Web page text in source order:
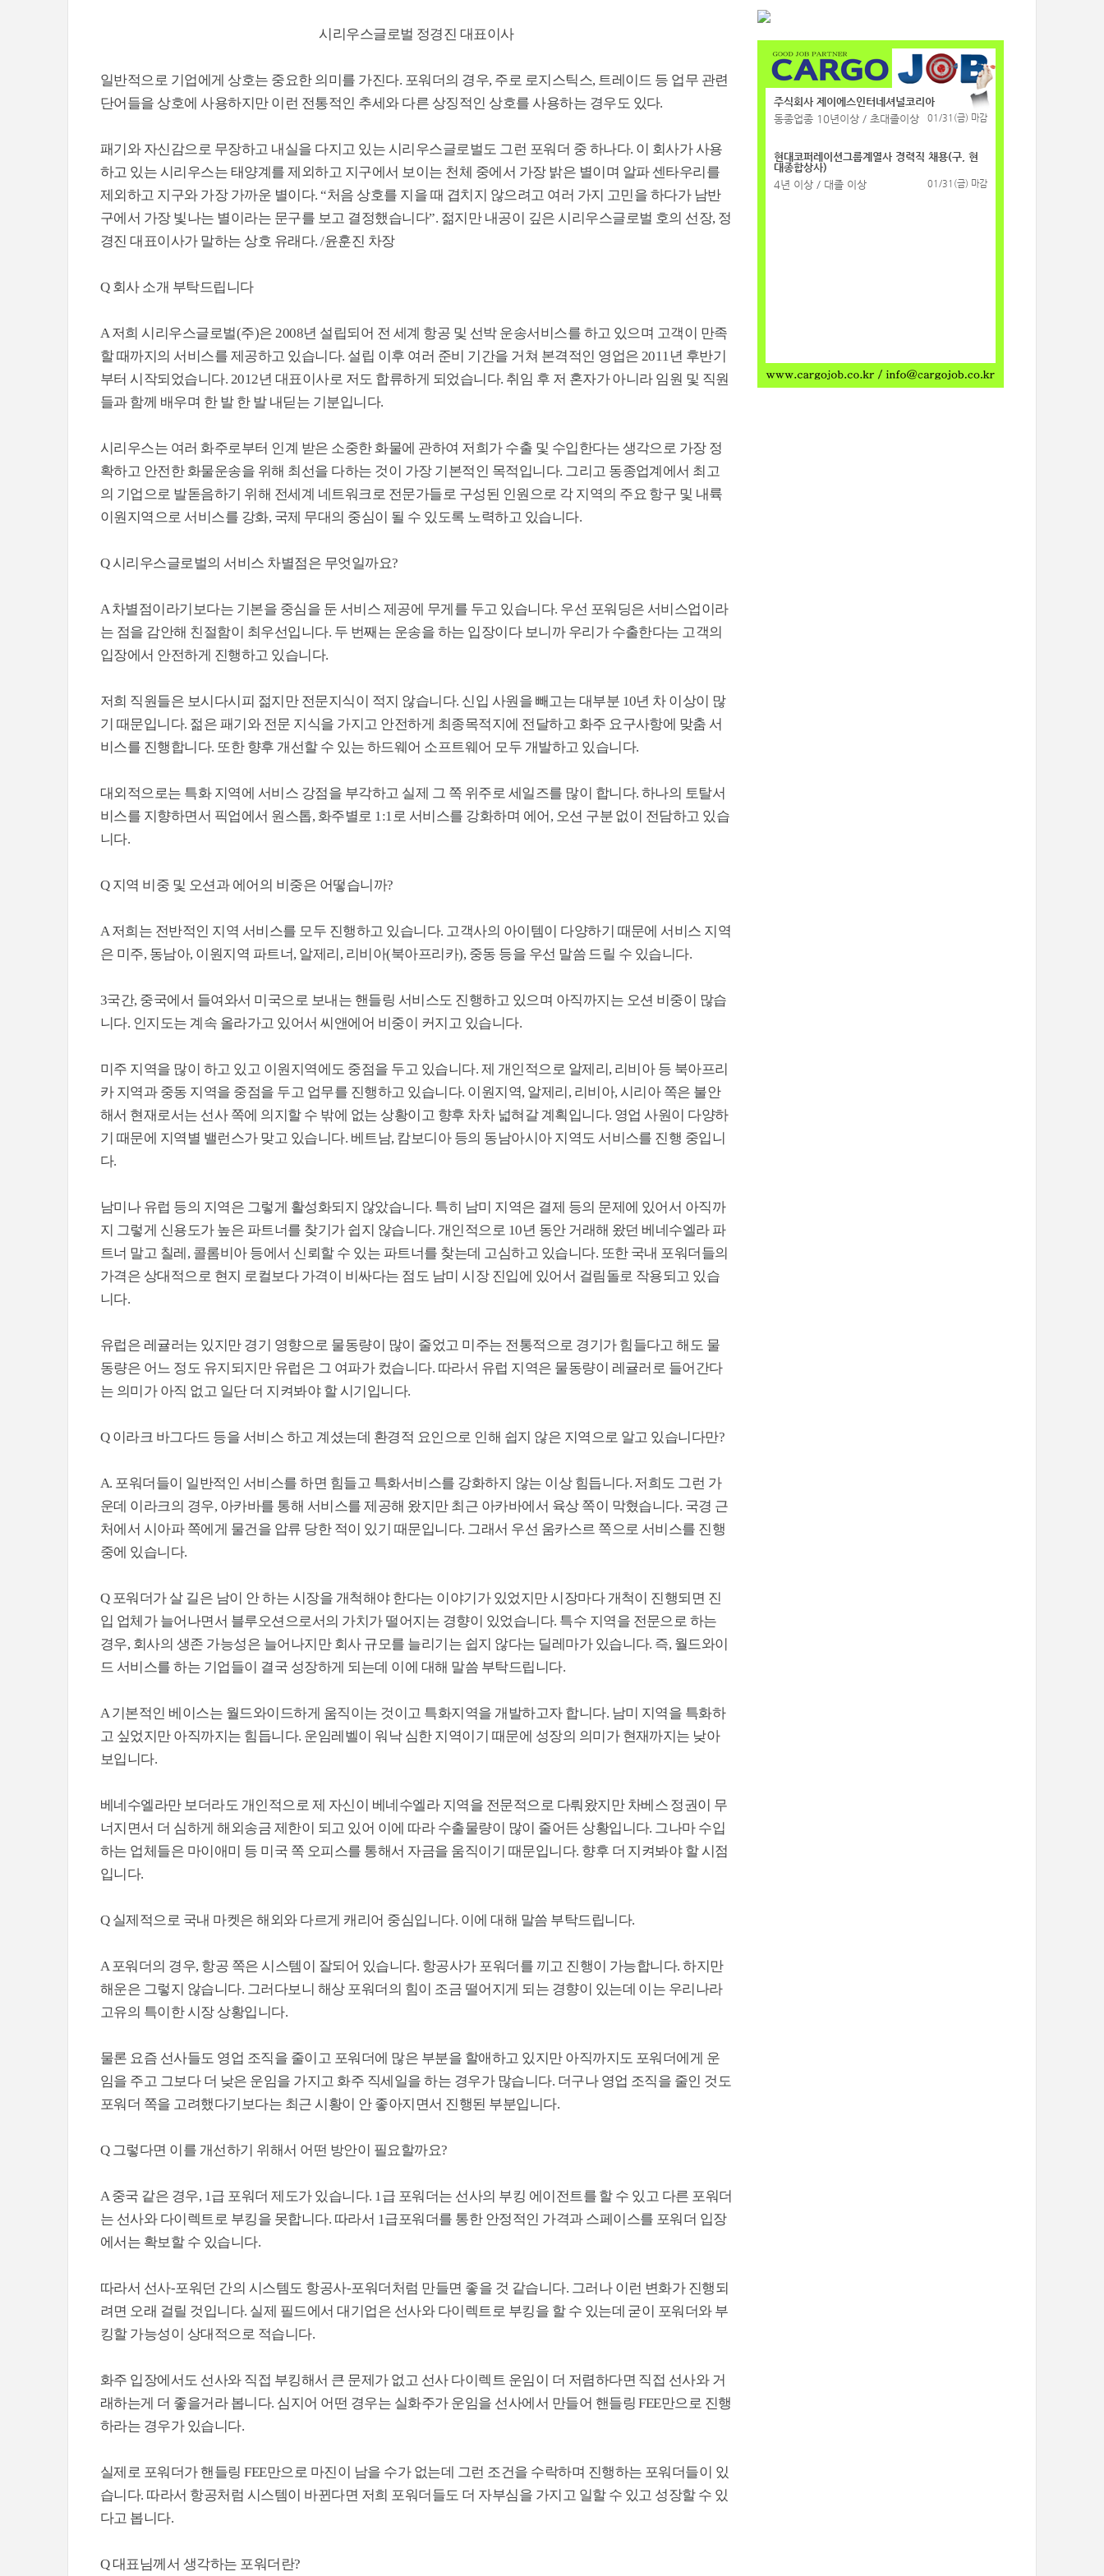
시리우스글로벌 정경진 대표이사
일반적으로 기업에게 상호는 중요한 의미를 가진다. 포워더의 경우, 주로 로지스틱스, 트레이드 등 업무 관련
단어들을 상호에 사용하지만 이런 전통적인 추세와 다른 상징적인 상호를 사용하는 경우도 있다.
패기와 자신감으로 무장하고 내실을 다지고 있는 시리우스글로벌도 그런 포워더 중 하나다. 이 회사가 사용
하고 있는 시리우스는 태양계를 제외하고 지구에서 보이는 천체 중에서 가장 밝은 별이며 알파 센타우리를
제외하고 지구와 가장 가까운 별이다. “처음 상호를 지을 때 겹치지 않으려고 여러 가지 고민을 하다가 남반
구에서 가장 빛나는 별이라는 문구를 보고 결정했습니다”. 젊지만 내공이 깊은 시리우스글로벌 호의 선장, 정
경진 대표이사가 말하는 상호 유래다. /윤훈진 차장
Q 회사 소개 부탁드립니다
A 저희 시리우스글로벌(주)은 2008년 설립되어 전 세계 항공 및 선박 운송서비스를 하고 있으며 고객이 만족
할 때까지의 서비스를 제공하고 있습니다. 설립 이후 여러 준비 기간을 거쳐 본격적인 영업은 2011년 후반기
부터 시작되었습니다. 2012년 대표이사로 저도 합류하게 되었습니다. 취임 후 저 혼자가 아니라 임원 및 직원
들과 함께 배우며 한 발 한 발 내딛는 기분입니다.
시리우스는 여러 화주로부터 인계 받은 소중한 화물에 관하여 저희가 수출 및 수입한다는 생각으로 가장 정
확하고 안전한 화물운송을 위해 최선을 다하는 것이 가장 기본적인 목적입니다. 그리고 동종업계에서 최고
의 기업으로 발돋음하기 위해 전세계 네트워크로 전문가들로 구성된 인원으로 각 지역의 주요 항구 및 내륙
이원지역으로 서비스를 강화, 국제 무대의 중심이 될 수 있도록 노력하고 있습니다.
Q 시리우스글로벌의 서비스 차별점은 무엇일까요?
A 차별점이라기보다는 기본을 중심을 둔 서비스 제공에 무게를 두고 있습니다. 우선 포워딩은 서비스업이라
는 점을 감안해 친절함이 최우선입니다. 두 번째는 운송을 하는 입장이다 보니까 우리가 수출한다는 고객의
입장에서 안전하게 진행하고 있습니다.
저희 직원들은 보시다시피 젊지만 전문지식이 적지 않습니다. 신입 사원을 빼고는 대부분 10년 차 이상이 많
기 때문입니다. 젊은 패기와 전문 지식을 가지고 안전하게 최종목적지에 전달하고 화주 요구사항에 맞춤 서
비스를 진행합니다. 또한 향후 개선할 수 있는 하드웨어 소프트웨어 모두 개발하고 있습니다.
대외적으로는 특화 지역에 서비스 강점을 부각하고 실제 그 쪽 위주로 세일즈를 많이 합니다. 하나의 토탈서
비스를 지향하면서 픽업에서 원스톱, 화주별로 1:1로 서비스를 강화하며 에어, 오션 구분 없이 전담하고 있습
니다.
Q 지역 비중 및 오션과 에어의 비중은 어떻습니까?
A 저희는 전반적인 지역 서비스를 모두 진행하고 있습니다. 고객사의 아이템이 다양하기 때문에 서비스 지역
은 미주, 동남아, 이원지역 파트너, 알제리, 리비아(북아프리카), 중동 등을 우선 말씀 드릴 수 있습니다.
3국간, 중국에서 들여와서 미국으로 보내는 핸들링 서비스도 진행하고 있으며 아직까지는 오션 비중이 많습
니다. 인지도는 계속 올라가고 있어서 씨앤에어 비중이 커지고 있습니다.
미주 지역을 많이 하고 있고 이원지역에도 중점을 두고 있습니다. 제 개인적으로 알제리, 리비아 등 북아프리
카 지역과 중동 지역을 중점을 두고 업무를 진행하고 있습니다. 이원지역, 알제리, 리비아, 시리아 쪽은 불안
해서 현재로서는 선사 쪽에 의지할 수 밖에 없는 상황이고 향후 차차 넓혀갈 계획입니다. 영업 사원이 다양하
기 때문에 지역별 밸런스가 맞고 있습니다. 베트남, 캄보디아 등의 동남아시아 지역도 서비스를 진행 중입니
다.
남미나 유럽 등의 지역은 그렇게 활성화되지 않았습니다. 특히 남미 지역은 결제 등의 문제에 있어서 아직까
지 그렇게 신용도가 높은 파트너를 찾기가 쉽지 않습니다. 개인적으로 10년 동안 거래해 왔던 베네수엘라 파
트너 말고 칠레, 콜롬비아 등에서 신뢰할 수 있는 파트너를 찾는데 고심하고 있습니다. 또한 국내 포워더들의
가격은 상대적으로 현지 로컬보다 가격이 비싸다는 점도 남미 시장 진입에 있어서 걸림돌로 작용되고 있습
니다.
유럽은 레귤러는 있지만 경기 영향으로 물동량이 많이 줄었고 미주는 전통적으로 경기가 힘들다고 해도 물
동량은 어느 정도 유지되지만 유럽은 그 여파가 컸습니다. 따라서 유럽 지역은 물동량이 레귤러로 들어간다
는 의미가 아직 없고 일단 더 지켜봐야 할 시기입니다.
Q 이라크 바그다드 등을 서비스 하고 계셨는데 환경적 요인으로 인해 쉽지 않은 지역으로 알고 있습니다만?
A. 포워더들이 일반적인 서비스를 하면 힘들고 특화서비스를 강화하지 않는 이상 힘듭니다. 저희도 그런 가
운데 이라크의 경우, 아카바를 통해 서비스를 제공해 왔지만 최근 아카바에서 육상 쪽이 막혔습니다. 국경 근
처에서 시아파 쪽에게 물건을 압류 당한 적이 있기 때문입니다. 그래서 우선 움카스르 쪽으로 서비스를 진행
중에 있습니다.
Q 포워더가 살 길은 남이 안 하는 시장을 개척해야 한다는 이야기가 있었지만 시장마다 개척이 진행되면 진
입 업체가 늘어나면서 블루오션으로서의 가치가 떨어지는 경향이 있었습니다. 특수 지역을 전문으로 하는
경우, 회사의 생존 가능성은 늘어나지만 회사 규모를 늘리기는 쉽지 않다는 딜레마가 있습니다. 즉, 월드와이
드 서비스를 하는 기업들이 결국 성장하게 되는데 이에 대해 말씀 부탁드립니다.
A 기본적인 베이스는 월드와이드하게 움직이는 것이고 특화지역을 개발하고자 합니다. 남미 지역을 특화하
고 싶었지만 아직까지는 힘듭니다. 운임레벨이 워낙 심한 지역이기 때문에 성장의 의미가 현재까지는 낮아
보입니다.
베네수엘라만 보더라도 개인적으로 제 자신이 베네수엘라 지역을 전문적으로 다뤄왔지만 차베스 정권이 무
너지면서 더 심하게 해외송금 제한이 되고 있어 이에 따라 수출물량이 많이 줄어든 상황입니다. 그나마 수입
하는 업체들은 마이애미 등 미국 쪽 오피스를 통해서 자금을 움직이기 때문입니다. 향후 더 지켜봐야 할 시점
입니다.
Q 실제적으로 국내 마켓은 해외와 다르게 캐리어 중심입니다. 이에 대해 말씀 부탁드립니다.
A 포워더의 경우, 항공 쪽은 시스템이 잘되어 있습니다. 항공사가 포워더를 끼고 진행이 가능합니다. 하지만
해운은 그렇지 않습니다. 그러다보니 해상 포워더의 힘이 조금 떨어지게 되는 경향이 있는데 이는 우리나라
고유의 특이한 시장 상황입니다.
물론 요즘 선사들도 영업 조직을 줄이고 포워더에 많은 부분을 할애하고 있지만 아직까지도 포워더에게 운
임을 주고 그보다 더 낮은 운임을 가지고 화주 직세일을 하는 경우가 많습니다. 더구나 영업 조직을 줄인 것도
포워더 쪽을 고려했다기보다는 최근 시황이 안 좋아지면서 진행된 부분입니다.
Q 그렇다면 이를 개선하기 위해서 어떤 방안이 필요할까요?
A 중국 같은 경우, 1급 포워더 제도가 있습니다. 1급 포워더는 선사의 부킹 에이전트를 할 수 있고 다른 포워더
는 선사와 다이렉트로 부킹을 못합니다. 따라서 1급포워더를 통한 안정적인 가격과 스페이스를 포워더 입장
에서는 확보할 수 있습니다.
따라서 선사-포워던 간의 시스템도 항공사-포워더처럼 만들면 좋을 것 같습니다. 그러나 이런 변화가 진행되
려면 오래 걸릴 것입니다. 실제 필드에서 대기업은 선사와 다이렉트로 부킹을 할 수 있는데 굳이 포워더와 부
킹할 가능성이 상대적으로 적습니다.
화주 입장에서도 선사와 직접 부킹해서 큰 문제가 없고 선사 다이렉트 운임이 더 저렴하다면 직접 선사와 거
래하는게 더 좋을거라 봅니다. 심지어 어떤 경우는 실화주가 운임을 선사에서 만들어 핸들링 FEE만으로 진행
하라는 경우가 있습니다.
실제로 포워더가 핸들링 FEE만으로 마진이 남을 수가 없는데 그런 조건을 수락하며 진행하는 포워더들이 있
습니다. 따라서 항공처럼 시스템이 바뀐다면 저희 포워더들도 더 자부심을 가지고 일할 수 있고 성장할 수 있
다고 봅니다.
Q 대표님께서 생각하는 포워더란?
주식회사 제이에스인터네셔널코리아
동종업종 10년이상 / 초대졸이상
01/31(금) 마감
현대코퍼레이션그룹계열사 경력직 채용(구, 현
대종합상사)
4년 이상 / 대졸 이상
01/31(금) 마감